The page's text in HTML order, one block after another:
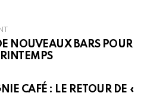
NOUVEAUX BARS POUR
CAFÉ : LE RETOUR DE «